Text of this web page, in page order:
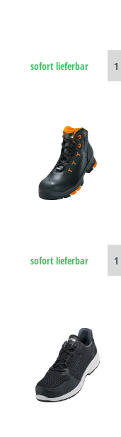
sofort lieferbar
sofort lieferbar